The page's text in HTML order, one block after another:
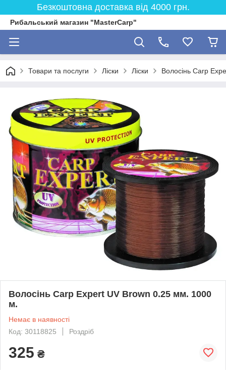
Безкоштовна доставка від 4000 грн.
Рибальський магазин "MasterCarp"
Товари та послуги Ліски Ліски Волосінь Carp
Волосінь Carp Expert UV Brown 0.25 мм. 1000
м.
Немає в наявності
Код: 30118825
Роздріб
325 ₴